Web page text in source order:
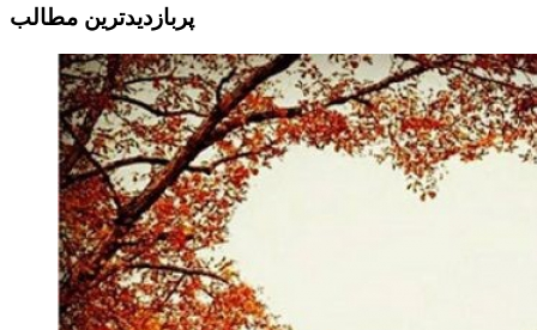
پربازديدترين مطالب